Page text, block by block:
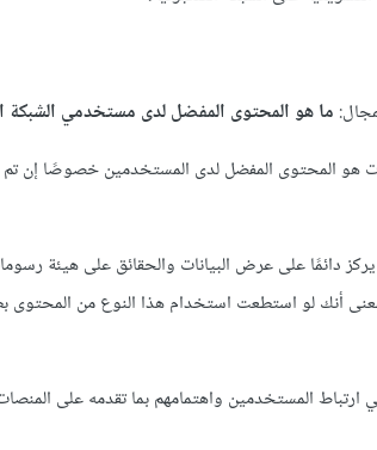
ما هو المحتوى المفضل لدى مستخدمي الشبكة
هو المحتوى المفضل لدى المستخدمين خصوصًا إن
دائمًا على عرض البيانات والحقائق على هيئة
أنك لو استطعت استخدام هذا النوع من المحتوى
المستخدمين واهتمامهم بما تقدمه على